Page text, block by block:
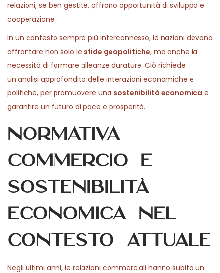
relazioni, se ben gestite, offrono opportunità di sviluppo e
cooperazione.
In un contesto sempre più interconnesso, le nazioni devono
affrontare non solo le sfide geopolitiche, ma anche la
necessità di formare alleanze durature. Ciò richiede
un’analisi approfondita delle interazioni economiche e
politiche, per promuovere una sostenibilità economica e
garantire un futuro di pace e prosperità.
Normativa
commercio e
sostenibilità
economica nel
contesto attuale
Negli ultimi anni, le relazioni commerciali hanno subito un